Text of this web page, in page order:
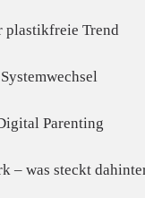
plastikfreie Trend
Systemwechsel
Parenting
– was steckt